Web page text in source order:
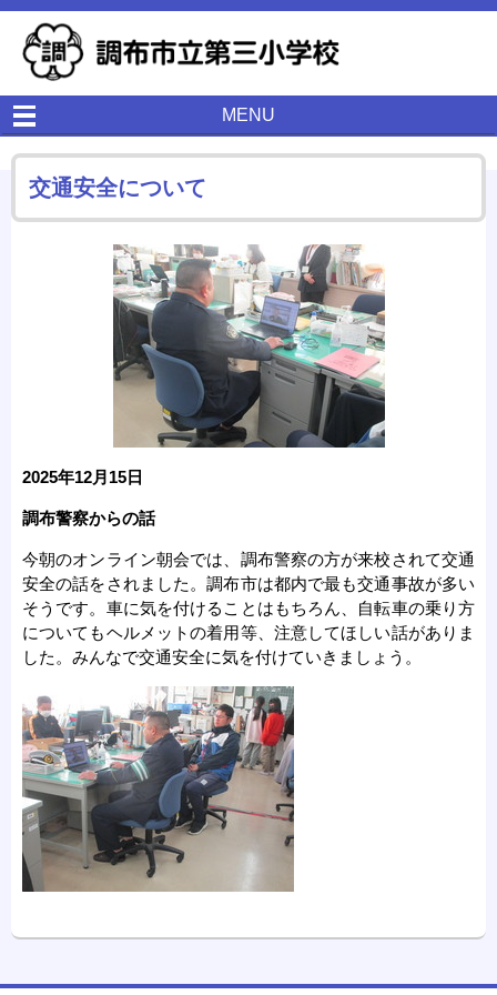
MENU
交通安全について
2025年12月15日
調布警察からの話
今朝のオンライン朝会では、調布警察の方が来校されて交通
安全の話をされました。調布市は都内で最も交通事故が多い
そうです。車に気を付けることはもちろん、自転車の乗り方
についてもヘルメットの着用等、注意してほしい話がありま
した。みんなで交通安全に気を付けていきましょう。